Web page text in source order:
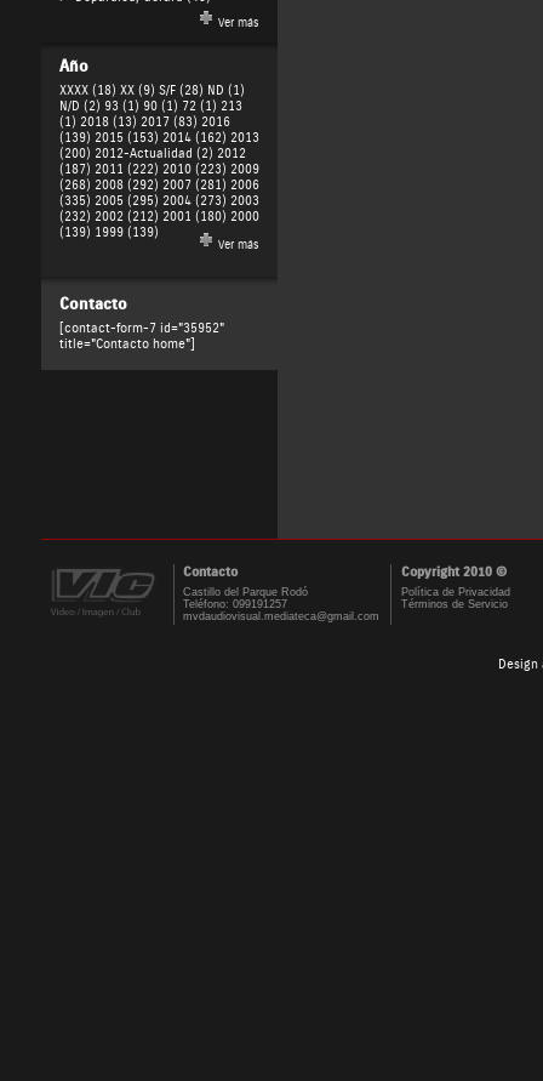
Ver más
Año
XXXX (18) XX (9) S/F (28) ND (1)
N/D (2) 93 (1) 90 (1) 72 (1) 213
(1) 2018 (13) 2017 (83) 2016
(139) 2015 (153) 2014 (162) 2013
(200) 2012-Actualidad (2) 2012
(187) 2011 (222) 2010 (223) 2009
(268) 2008 (292) 2007 (281) 2006
(335) 2005 (295) 2004 (273) 2003
(232) 2002 (212) 2001 (180) 2000
(139) 1999 (139)
Ver más
Contacto
[contact-form-7 id="35952"
title="Contacto home"]
Contacto Copyright 2010 ©
Castillo del Parque Rodó
Teléfono: 099191257
mvdaudiovisual.mediateca@gmail.com
Política de Privacidad
Términos de Servicio